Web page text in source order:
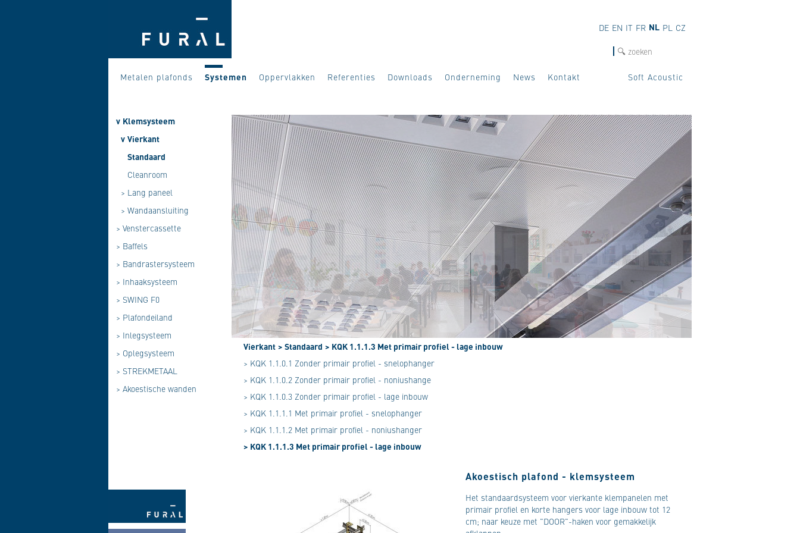
Metalen plafonds Systemen Oppervlakken Referenties Downloads Onderneming News Kontakt Soft Acoustic
DE EN IT FR NL PL CZ
v Klemsysteem
v Vierkant
Standaard
Cleanroom
> Lang paneel
> Wandaansluiting
> Venstercassette
> Baffels
> Bandrastersysteem
> Inhaaksysteem
> SWING F0
> Plafondeiland
> Inlegsysteem
> Oplegsysteem
> STREKMETAAL
> Akoestische wanden
Vierkant > Standaard > KQK 1.1.1.3 Met primair profiel - lage inbouw
> KQK 1.1.0.1 Zonder primair profiel - snelophanger
> KQK 1.1.0.2 Zonder primair profiel - noniushange
> KQK 1.1.0.3 Zonder primair profiel - lage inbouw
> KQK 1.1.1.1 Met primair profiel - snelophanger
> KQK 1.1.1.2 Met primair profiel - noniushanger
> KQK 1.1.1.3 Met primair profiel - lage inbouw
Akoestisch plafond - klemsysteem
Het standaardsysteem voor vierkante klempanelen met
primair profiel en korte hangers voor lage inbouw tot 12
cm; naar keuze met "DOOR"-haken voor gemakkelijk